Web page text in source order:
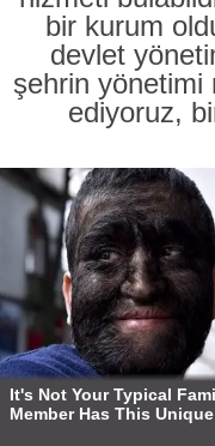
bir kurum
devlet
şehrin yönetimi
ediyoruz,